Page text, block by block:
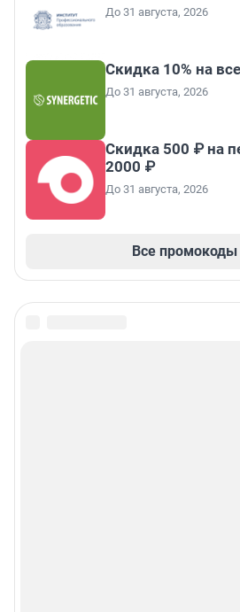
До 31 августа, 2026
Скидка 10% на
До 31 августа, 2026
Скидка 500 ₽ на
2000 ₽
До 31 августа, 2026
Все промокоды